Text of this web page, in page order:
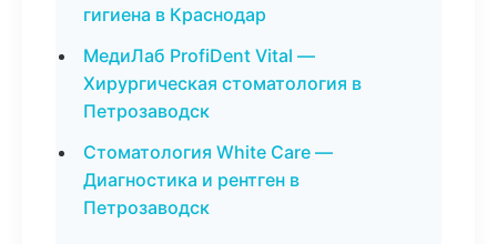
гигиена в Краснодар
МедиЛаб ProfiDent Vital —
Хирургическая стоматология в
Петрозаводск
Стоматология White Care —
Диагностика и рентген в
Петрозаводск